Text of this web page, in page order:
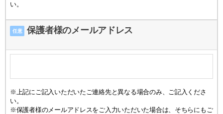
い。
任意 保護者様のメールアドレス
※上記にご記入いただいたご連絡先と異なる場合のみ、ご記入くださ
い。
※保護者様のメールアドレスをご入力いただいた場合は、そちらにもご